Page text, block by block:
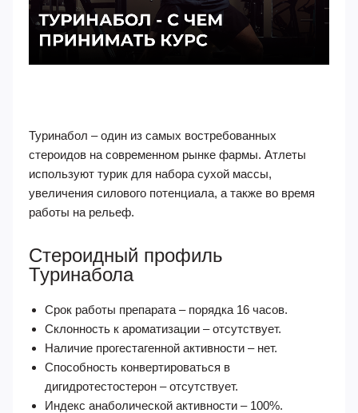
Туринабол – один из самых востребованных
стероидов на современном рынке фармы. Атлеты
используют турик для набора сухой массы,
увеличения силового потенциала, а также во время
работы на рельеф.
Стероидный профиль
Туринабола
Срок работы препарата – порядка 16 часов.
Склонность к ароматизации – отсутствует.
Наличие прогестагенной активности – нет.
Способность конвертироваться в
дигидротестостерон – отсутствует.
Индекс анаболической активности – 100%.